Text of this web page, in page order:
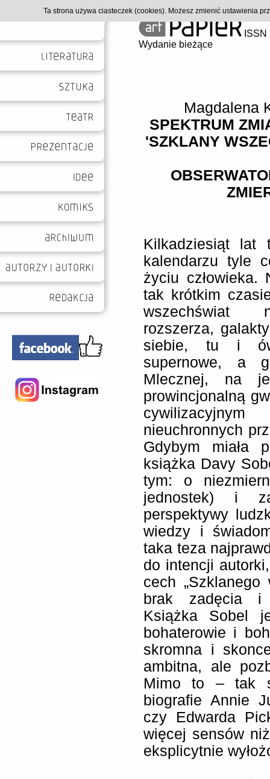
Wydanie bieżące
Magdalena
SPEKTRUM
'SZKLANY
Kilkadziesiąt lat
kalendarzu tyle
życiu człowieka.
tak krótkim
wszechświat
rozszerza,
siebie, tu i
supernowe, a
Mlecznej, na
prowincjonalną
nieuchronnych
Gdybym miała
książka Davy
tym: o
jednostek) i
perspektywy
wiedzy i
taka teza
do intencji
cech „Szklanego
brak zadęcia i
Książka Sobel
bohaterowie i
skromna i
ambitna, ale
Mimo to – tak
biografie Annie
czy Edwarda
więcej sensów
eksplicytnie
Ta strona używa ciasteczek (cookies). Możesz zmienić ustawienia